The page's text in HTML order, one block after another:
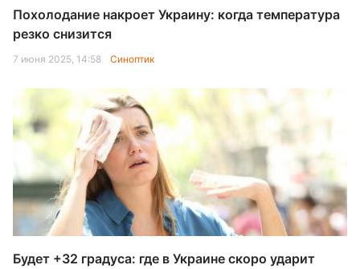
Похолодание накроет Украину: когда температура
резко снизится
7 июня 2025, 14:58 Синоптик
Будет +32 градуса: где в Украине скоро ударит